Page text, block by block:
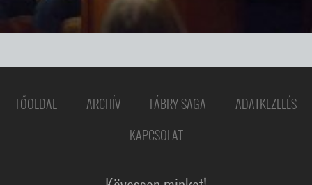
FŐOLDAL ARCHÍV FÁBRY SAGA
ADATKEZELÉS
KAPCSOLAT